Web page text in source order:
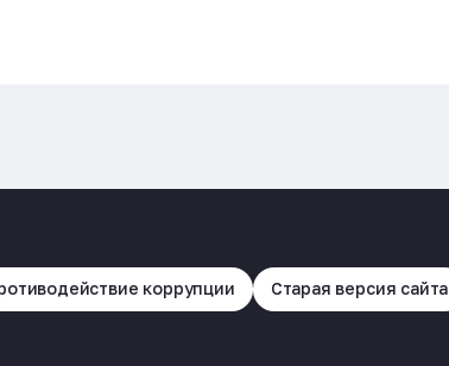
коррупции Старая версия сайта